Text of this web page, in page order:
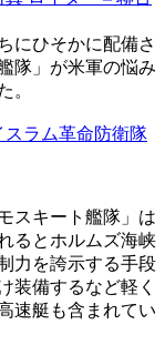
にひそかに配備さ
隊」が米軍の悩み
。
ラム革命防衛隊
スキート艦隊」は
るとホルムズ海峡
力を誇示する手段
装備するなど軽く
速艇も含まれてい